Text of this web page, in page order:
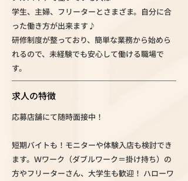
学生、主婦、フリーターとさまざま。自分に合
った働き方が出来ます♪
研修制度が整っており、簡単な業務から始めら
れるので、未経験でも安心して働ける職場で
す。
求人の特徴
応募店舗にて随時面接中！
短期バイトも！モニターや体験入店も検討でき
ます。Ｗワーク（ダブルワーク＝掛け持ち）の
方やフリーターさん、大学生も歓迎！ ハローワ